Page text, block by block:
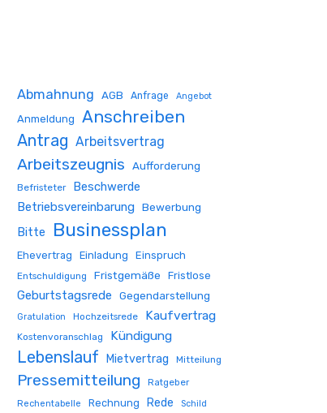
Abmahnung AGB Anfrage Angebot
Anmeldung Anschreiben
Antrag Arbeitsvertrag
Arbeitszeugnis Aufforderung
Befristeter
Beschwerde
Betriebsvereinbarung Bewerbung
Bitte Businessplan
Ehevertrag Einladung Einspruch
Entschuldigung Fristgemäße Fristlose
Geburtstagsrede Gegendarstellung
Gratulation Hochzeitsrede Kaufvertrag
Kostenvoranschlag Kündigung
Lebenslauf Mietvertrag Mitteilung
Pressemitteilung Ratgeber
Rechentabelle Rechnung Rede Schild